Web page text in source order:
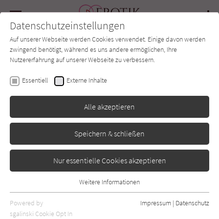
SUCHE Forum Charts Newsletter
Clémence Chung
Stark im Kommen
Edition Michael Fischer Erschienen: April 2025 0
Datenschutzeinstellungen
Auf unserer Webseite werden Cookies verwendet. Einige davon werden
zwingend benötigt, während es uns andere ermöglichen, Ihre
Nutzererfahrung auf unserer Webseite zu verbessern.
Essentiell Externe Inhalte
Alle akzeptieren
Speichern & schließen
Nur essentielle Cookies akzeptieren
Essentielle Cookies werden für grundlegende Funktionen der
Webseite benötigt. Dadurch ist gewährleistet, dass die Webseite
Weitere Informationen
Powered by
sgalinski Cookie Opt In
Impressum | Datenschutz